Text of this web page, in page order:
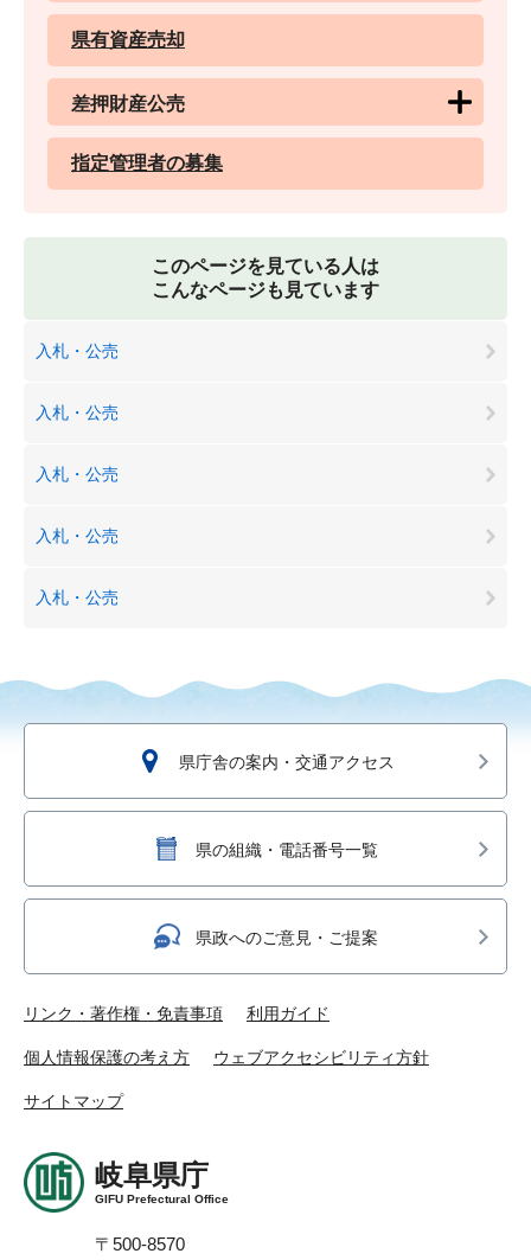
県有資産売却
差押財産公売
指定管理者の募集
このページを見ている人は
こんなページも見ています
入札・公売
入札・公売
入札・公売
入札・公売
入札・公売
県庁舎の案内・交通アクセス
県の組織・電話番号一覧
県政へのご意見・ご提案
リンク・著作権・免責事項 利用ガイド
個人情報保護の考え方 ウェブアクセシビリティ方針
サイトマップ
岐阜県庁
GIFU Prefectural Office
〒500-8570